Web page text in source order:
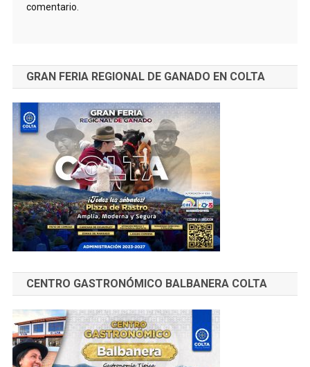
comentario.
GRAN FERIA REGIONAL DE GANADO EN COLTA
CENTRO GASTRONÓMICO BALBANERA COLTA